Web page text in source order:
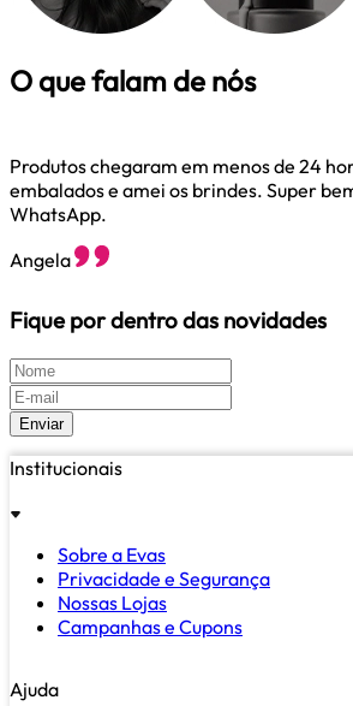
O que falam de nós
Produtos chegaram em menos de 24
embalados e amei os brindes. Super
WhatsApp.
Angela
Fique por dentro das novidades
Enviar
Institucionais
Sobre a Evas
Privacidade e Segurança
Nossas Lojas
Campanhas e Cupons
Ajuda